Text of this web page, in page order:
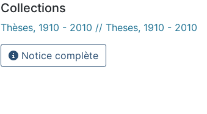
Collections
Thèses, 1910 - 2010 // Theses, 1910 - 2010
Notice complète